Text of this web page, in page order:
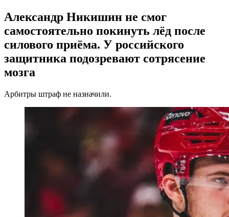
Александр Никишин не смог
самостоятельно покинуть лёд после
силового приёма. У российского
защитника подозревают сотрясение
мозга
Арбитры штраф не назначили.